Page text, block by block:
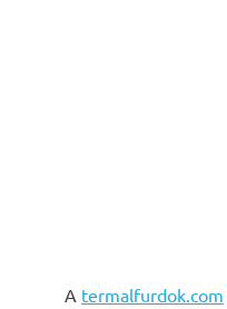
A termalfurdok.com